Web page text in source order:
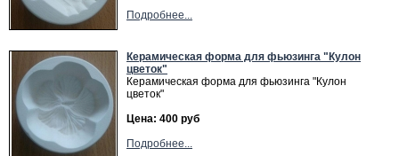
Подробнее...
Керамическая форма для фьюзинга "Кулон
цветок"
Керамическая форма для фьюзинга "Кулон
цветок"
Цена: 400 руб
Подробнее...